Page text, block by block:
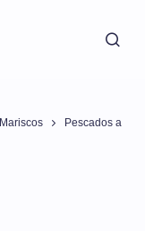
Mariscos
Pescados a